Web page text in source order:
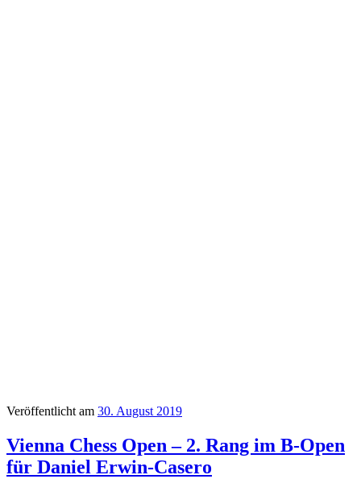
Veröffentlicht am 30. August 2019
Vienna Chess Open – 2. Rang im B-Open
für Daniel Erwin-Casero